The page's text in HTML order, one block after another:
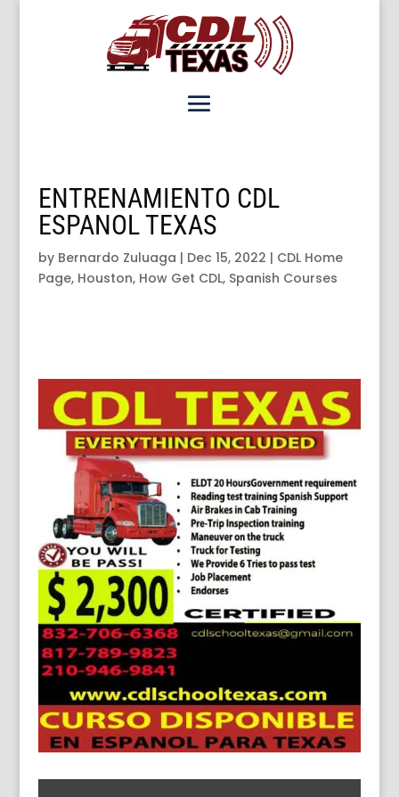
ENTRENAMIENTO CDL
ESPANOL TEXAS
by Bernardo Zuluaga | Dec 15, 2022 | CDL Home
Page, Houston, How Get CDL, Spanish Courses